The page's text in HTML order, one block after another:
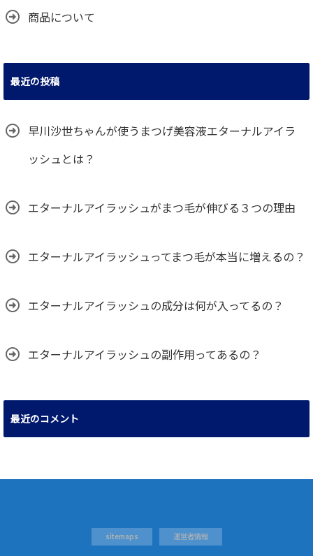
商品について
最近の投稿
早川沙世ちゃんが使うまつげ美容液エターナルアイラ
ッシュとは？
エターナルアイラッシュがまつ毛が伸びる３つの理由
エターナルアイラッシュってまつ毛が本当に増えるの？
エターナルアイラッシュの成分は何が入ってるの？
エターナルアイラッシュの副作用ってあるの？
最近のコメント
sitemaps 運営者情報